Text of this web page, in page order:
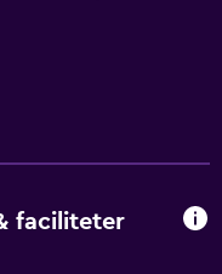
faciliteter